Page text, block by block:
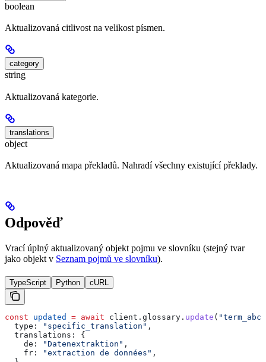
boolean
Aktualizovaná citlivost na velikost písmen.
category
string
Aktualizovaná kategorie.
translations
object
Aktualizovaná mapa překladů. Nahradí všechny existující překlady.
Odpověď
Vrací úplný aktualizovaný objekt pojmu ve slovníku (stejný tvar
jako objekt v Seznam pojmů ve slovníku).
TypeScript Python cURL
const updated = await client . glossary . update (
  type:
"specific_translation" ,
  translations:
{
    de:
"Datenextraktion" ,
    fr:
"extraction de données" ,